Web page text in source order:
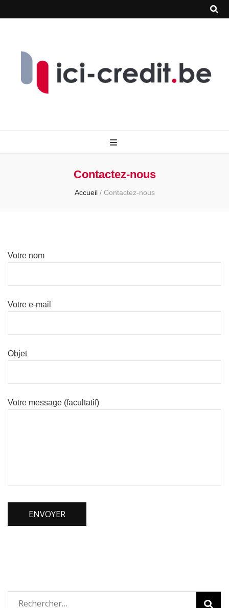
Contactez-nous
Accueil / Contactez-nous
Votre nom
Votre e-mail
Objet
Votre message (facultatif)
Rechercher :